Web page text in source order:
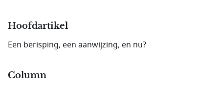
Hoofdartikel
Een berisping, een aanwijzing, en nu?
Column